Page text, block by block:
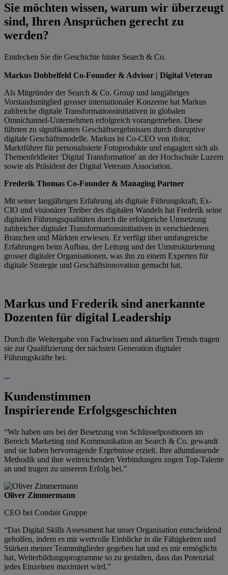
Sie möchten wissen, warum wir überzeugt
sind, Ihren Ansprüchen gerecht zu
werden?
Entdecken Sie die Geschichte hinter Search & Co.
Markus Dobbelfeld Co-Founder & Advisor | Digital Veteran
Als Mitgründer der Search & Co. Group und langjähriges
Vorstandsmitglied grosser internationaler Konzerne hat Markus
zahlreiche digitale Transformationsinitiativen in globalen
Omnichannel-Unternehmen erfolgreich vorangetrieben. Diese
führten zu signifikanten Geschäftsergebnissen durch disruptive
digitale Geschäftsmodelle. Markus ist Co-CEO von ifolor,
Marktführer für personalisierte Fotoprodukte und engagiert sich als
Themenfeldleiter 'Digital Transformation' an der Hochschule Luzern
sowie als Präsident der Digital Veterans Association.
Frederik Thomas Co-Founder & Managing Partner
Mit seiner langjährigen Erfahrung als digitale Führungskraft, Ex-
CIO und visionärer Treiber des digitalen Wandels hat Frederik seine
digitalen Führungsqualitäten durch die erfolgreiche Umsetzung
zahlreicher digitaler Transformationsinitiativen in verschiedenen
Branchen und Märkten erwiesen. Er verfügt über umfangreiche
Erfahrungen beim Aufbau, der Leitung und der Umstrukturierung
grosser digitaler Organisationen, was ihn zu einem Experten für
digitale Strategie und Geschäftsinnovation gemacht hat.
Markus und Frederiksind anerkannte
Dozenten für digital Leadership
Durch die Weitergabe von Fachwissen und aktuellen Trends tragen
sie zur Qualifizierung der nächsten Generation digitaler
Führungskräfte bei.
Kundenstimmen
Inspirierende Erfolgsgeschichten
“Wir haben uns bei der Besetzung von Schlüsselpositionen im
Bereich Marketing und Kommunikation an Search & Co. gewandt
und sie haben hervorragende Ergebnisse erzielt. Ihre allumfassende
Methodik und ihre weitreichenden Verbindungen zogen Top-Talente
an und trugen zu unserem Erfolg bei.”
Oliver Zimmermann
CEO bei Condair Gruppe
“Das Digital Skills Assessment hat unser Organisation entscheidend
geholfen, indem es mir wertvolle Einblicke in die Fähigkeiten und
Stärken meiner Teammitglieder gegeben hat und es mir ermöglicht
hat, Weiterbildungsprogramme so zu gestalten, dass das Potenzial
jedes Einzelnen maximiert wird.”